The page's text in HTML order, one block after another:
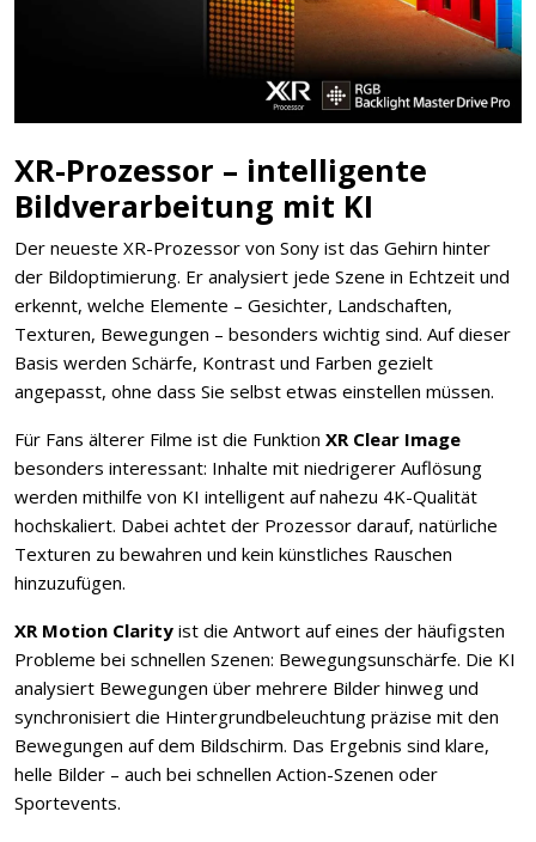
XR-Prozessor – intelligente
Bildverarbeitung mit KI
Der neueste XR-Prozessor von Sony ist das Gehirn hinter
der Bildoptimierung. Er analysiert jede Szene in Echtzeit und
erkennt, welche Elemente – Gesichter, Landschaften,
Texturen, Bewegungen – besonders wichtig sind. Auf dieser
Basis werden Schärfe, Kontrast und Farben gezielt
angepasst, ohne dass Sie selbst etwas einstellen müssen.
Für Fans älterer Filme ist die Funktion XR Clear Image
besonders interessant: Inhalte mit niedrigerer Auflösung
werden mithilfe von KI intelligent auf nahezu 4K-Qualität
hochskaliert. Dabei achtet der Prozessor darauf, natürliche
Texturen zu bewahren und kein künstliches Rauschen
hinzuzufügen.
XR Motion Clarity ist die Antwort auf eines der häufigsten
Probleme bei schnellen Szenen: Bewegungsunschärfe. Die KI
analysiert Bewegungen über mehrere Bilder hinweg und
synchronisiert die Hintergrundbeleuchtung präzise mit den
Bewegungen auf dem Bildschirm. Das Ergebnis sind klare,
helle Bilder – auch bei schnellen Action-Szenen oder
Sportevents.